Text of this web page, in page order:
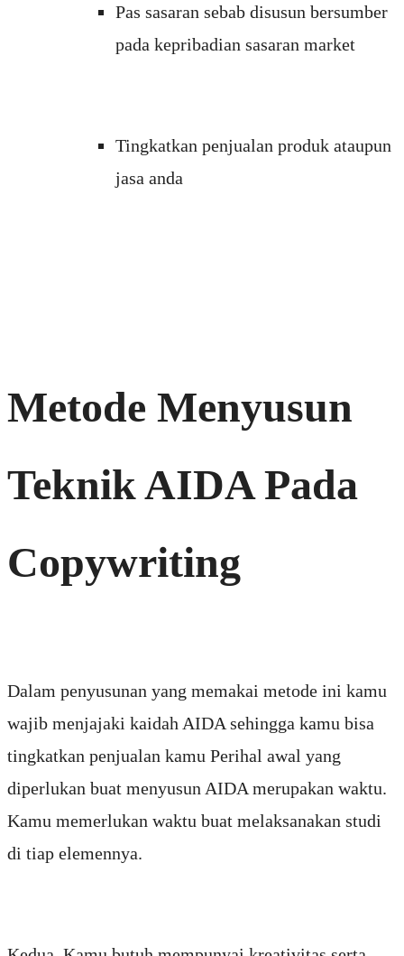
Pas sasaran sebab disusun bersumber
pada kepribadian sasaran market
Tingkatkan penjualan produk ataupun
jasa anda
Metode Menyusun
Teknik AIDA Pada
Copywriting
Dalam penyusunan yang memakai metode ini kamu
wajib menjajaki kaidah AIDA sehingga kamu bisa
tingkatkan penjualan kamu Perihal awal yang
diperlukan buat menyusun AIDA merupakan waktu.
Kamu memerlukan waktu buat melaksanakan studi
di tiap elemennya.